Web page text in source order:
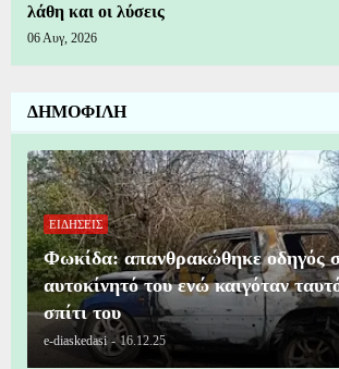
λάθη και οι λύσεις
06 Αυγ, 2026
ΔΗΜΟΦΙΛΗ
ΕΙΔΗΣΕΙΣ
Φωκίδα: απανθρακώθηκε οδηγός
αυτοκίνητό του ενώ καιγόταν
σπίτι του
e-diaskedasi - 16.12.25